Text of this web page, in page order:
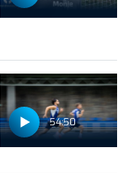
54:50